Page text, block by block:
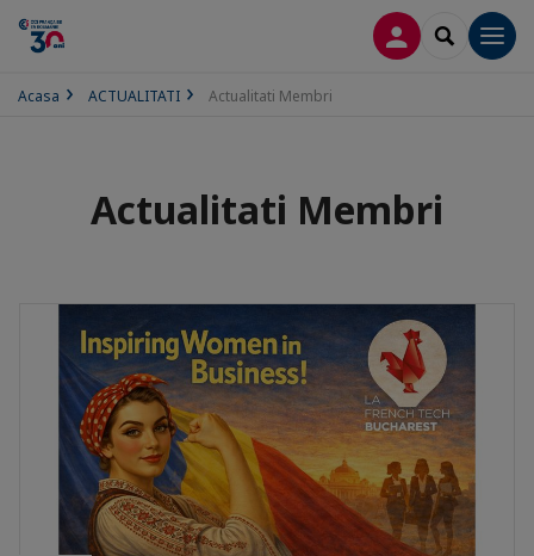
CONECTARE
SEARCH
Acasa ACTUALITATI Actualitati Membri
Actualitati Membri